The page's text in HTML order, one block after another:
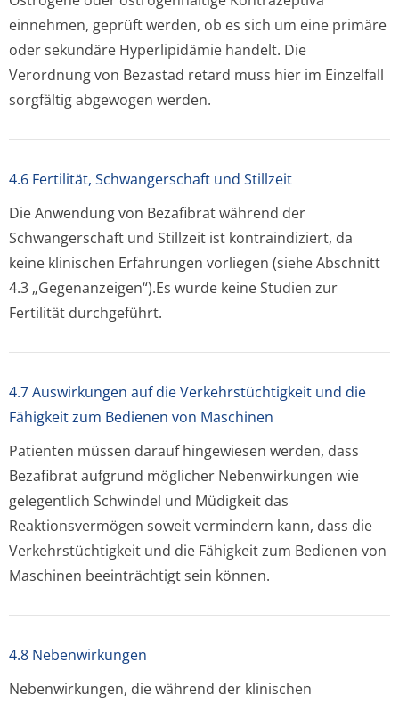
einnehmen, geprüft werden, ob es sich um eine primäre
oder sekundäre Hyperlipidämie handelt. Die
Verordnung von Bezastad retard muss hier im Einzelfall
sorgfältig abgewogen werden.
4.6 Fertilität, Schwangerschaft und Stillzeit
Die Anwendung von Bezafibrat während der
Schwangerschaft und Stillzeit ist kontraindiziert, da
keine klinischen Erfahrungen vorliegen (siehe Abschnitt
4.3 „Gegenanzeigen“).Es wurde keine Studien zur
Fertilität durchgeführt.
4.7 Auswirkungen auf die Verkehrstüchtigkeit und die
Fähigkeit zum Bedienen von Maschinen
Patienten müssen darauf hingewiesen werden, dass
Bezafibrat aufgrund möglicher Nebenwirkungen wie
gelegentlich Schwindel und Müdigkeit das
Reaktionsvermögen soweit vermindern kann, dass die
Verkehrstüchtigkeit und die Fähigkeit zum Bedienen von
Maschinen beeinträchtigt sein können.
4.8 Nebenwirkungen
Nebenwirkungen, die während der klinischen